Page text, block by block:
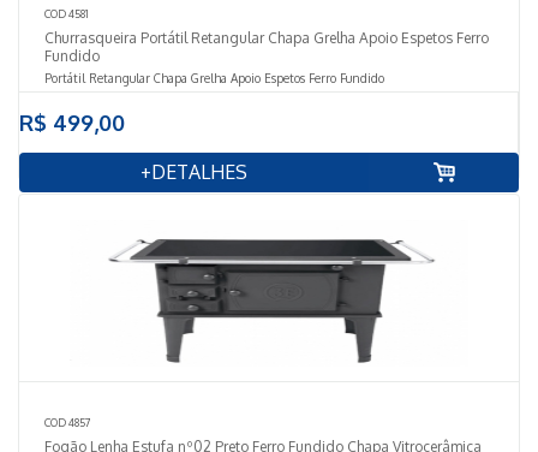
COD 4581
Churrasqueira Portátil Retangular Chapa Grelha Apoio Espetos Ferro
Fundido
Portátil Retangular Chapa Grelha Apoio Espetos Ferro Fundido
R$ 499,00
+DETALHES
COD 4857
Fogão Lenha Estufa nº02 Preto Ferro Fundido Chapa Vitrocerâmica